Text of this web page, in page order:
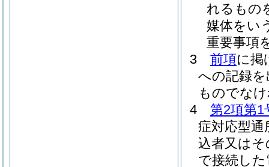
れるもの
媒体をい
重要事項
3
前項に掲
への記録
ものでな
4
第2項第1
症対応型通
込者又は
で接続し